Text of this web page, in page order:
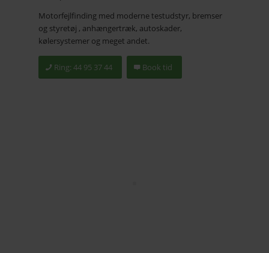
Motorfejlfinding med moderne testudstyr, bremser
og styretøj , anhængertræk, autoskader,
kølersystemer og meget andet.
Ring: 44 95 37 44 Book tid